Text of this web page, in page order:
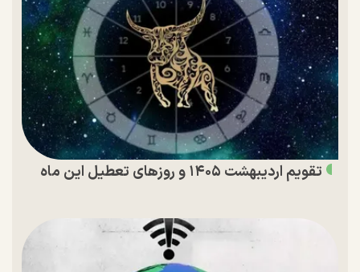
تقویم اردیبهشت ۱۴۰۵ و روز‌های تعطیل این ماه